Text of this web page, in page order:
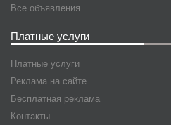
Все объявления
Платные услуги
Платные услуги
Реклама на сайте
Бесплатная реклама
Контакты